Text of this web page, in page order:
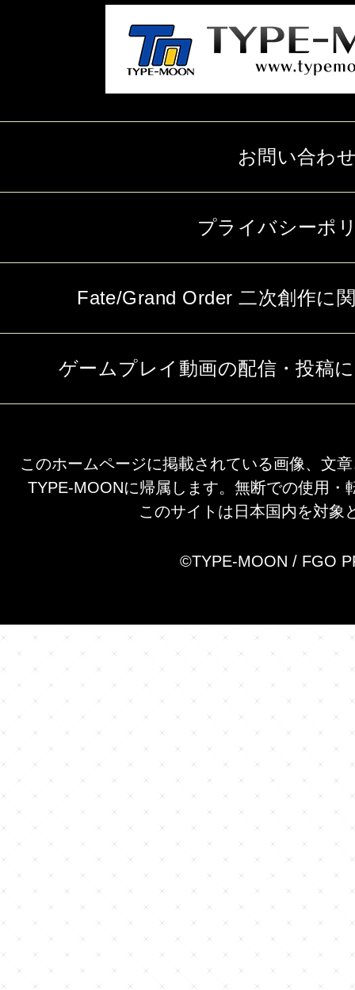
お問い合わ
プライバシーポ
Fate/Grand Order 二次創作に
ゲームプレイ動画の配信・投稿
このホームページに掲載されている画像、文
TYPE-MOONに帰属します。無断での使用・
このサイトは日本国内を対象
©TYPE-MOON / FGO